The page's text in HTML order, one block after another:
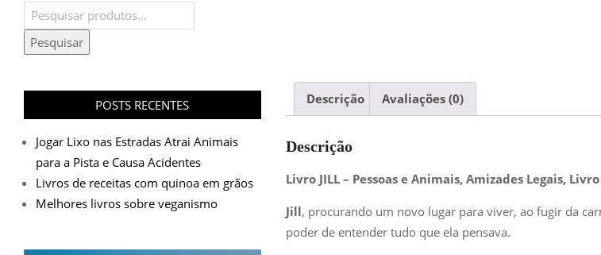
Descrição Avaliações (0)
Descrição
Livro JILL – Pessoas e Animais, Amizades Legais,
Jill, procurando um novo lugar para viver, ao fugir da
poder de entender tudo que ela pensava.
Pesquisar
por:
Pesquisar
POSTS RECENTES
Jogar Lixo nas Estradas Atrai Animais
para a Pista e Causa Acidentes
Livros de receitas com quinoa em grãos
Melhores livros sobre veganismo